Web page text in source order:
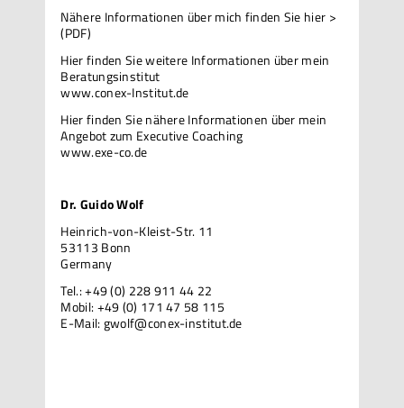
Nähere Informationen über mich finden Sie hier >
(PDF)
Hier finden Sie weitere Informationen über mein
Beratungsinstitut
www.conex-Institut.de
Hier finden Sie nähere Informationen über mein
Angebot zum Executive Coaching
www.exe-co.de
Dr. Guido Wolf
Heinrich-von-Kleist-Str. 11
53113 Bonn
Germany
Tel.: +49 (0) 228 911 44 22
Mobil: +49 (0) 171 47 58 115
E-Mail:gwolf@conex-institut.de